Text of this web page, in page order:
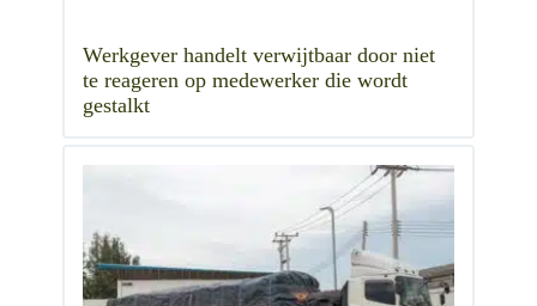
Werkgever handelt verwijtbaar door niet
te reageren op medewerker die wordt
gestalkt